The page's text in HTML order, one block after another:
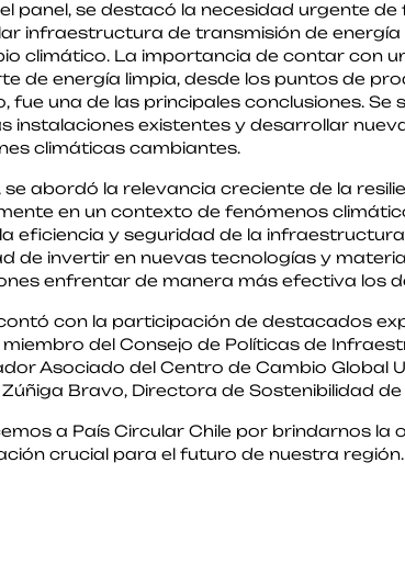
panel, se destacó la necesidad urgente
infraestructura de transmisión de
climático. La importancia de contar con
de energía limpia, desde los puntos de
fue una de las principales conclusiones.
instalaciones existentes y desarrollar
climáticas cambiantes.
se abordó la relevancia creciente de la
en un contexto de fenómenos
eficiencia y seguridad de la
de invertir en nuevas tecnologías y
enfrentar de manera más efectiva los
con la participación de destacados
del Consejo de Políticas de
Asociado del Centro de Cambio Global
Bravo, Directora de Sostenibilidad de
a País Circular Chile por brindarnos
crucial para el futuro de nuestra región.